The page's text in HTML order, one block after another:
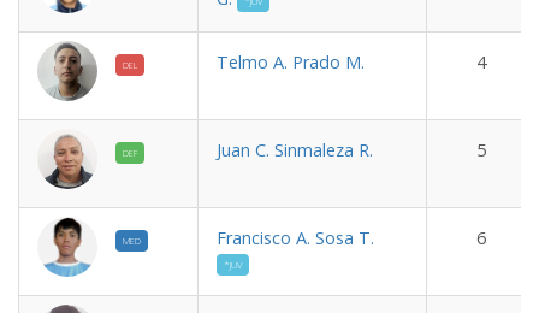
DEL Telmo A. Prado M. 4
DEF Juan C. Sinmaleza R. 5
MED Francisco A. Sosa T.
*JUV
6